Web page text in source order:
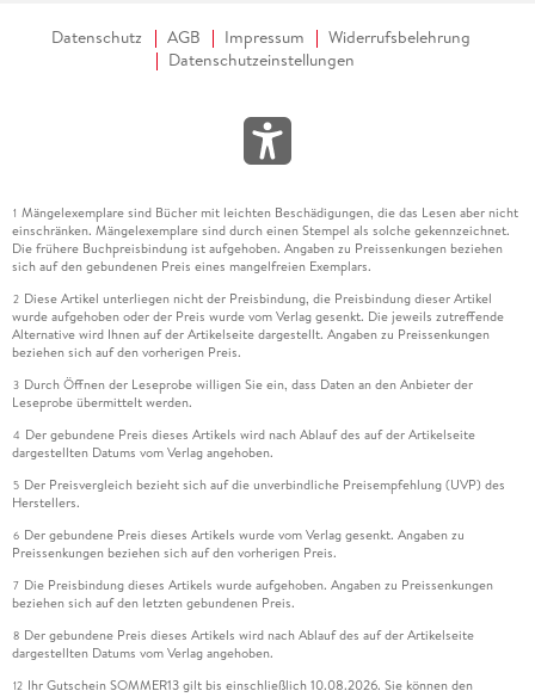
Datenschutz AGB Impressum
Widerrufsbelehrung
Datenschutzeinstellungen
1 Mängelexemplare sind Bücher mit leichten Beschädigungen, die das Lesen aber nicht
einschränken. Mängelexemplare sind durch einen Stempel als solche gekennzeichnet.
Die frühere Buchpreisbindung ist aufgehoben. Angaben zu Preissenkungen beziehen
sich auf den gebundenen Preis eines mangelfreien Exemplars.
2 Diese Artikel unterliegen nicht der Preisbindung, die Preisbindung dieser Artikel
wurde aufgehoben oder der Preis wurde vom Verlag gesenkt. Die jeweils zutreffende
Alternative wird Ihnen auf der Artikelseite dargestellt. Angaben zu Preissenkungen
beziehen sich auf den vorherigen Preis.
3 Durch Öffnen der Leseprobe willigen Sie ein, dass Daten an den Anbieter der
Leseprobe übermittelt werden.
4 Der gebundene Preis dieses Artikels wird nach Ablauf des auf der Artikelseite
dargestellten Datums vom Verlag angehoben.
5 Der Preisvergleich bezieht sich auf die unverbindliche Preisempfehlung (UVP) des
Herstellers.
6 Der gebundene Preis dieses Artikels wurde vom Verlag gesenkt. Angaben zu
Preissenkungen beziehen sich auf den vorherigen Preis.
7 Die Preisbindung dieses Artikels wurde aufgehoben. Angaben zu Preissenkungen
beziehen sich auf den letzten gebundenen Preis.
8 Der gebundene Preis dieses Artikels wird nach Ablauf des auf der Artikelseite
dargestellten Datums vom Verlag angehoben.
12 Ihr Gutschein SOMMER13 gilt bis einschließlich 10.08.2026. Sie können den